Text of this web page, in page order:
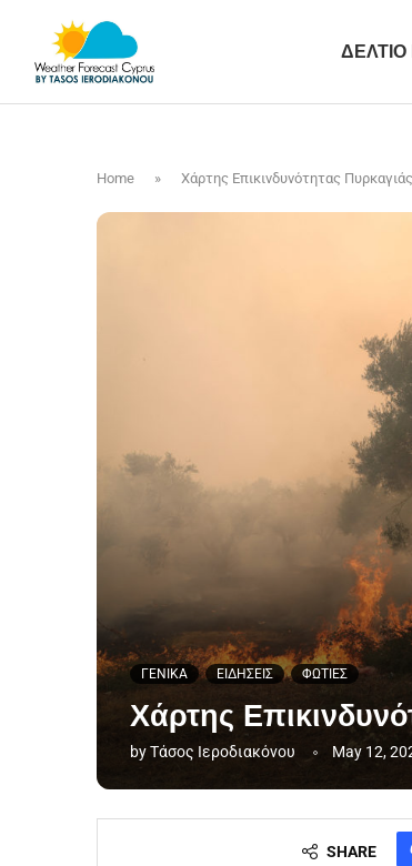
ΔΕΛΤΙΟ
Home » Χάρτης Επικινδυνότητας
ΓΕΝΙΚΑ ΕΙΔΗΣΕΙΣ ΦΩΤΙΕΣ
Χάρτης
byΤάσος Ιεροδιακόνου May 12,
SHARE